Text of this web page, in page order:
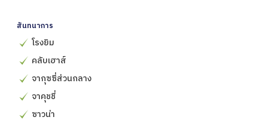
สันทนาการ
โรงยิม
คลับเฮาส์
จากุซซี่ส่วนกลาง
จาคุชชี่
ซาวน่า